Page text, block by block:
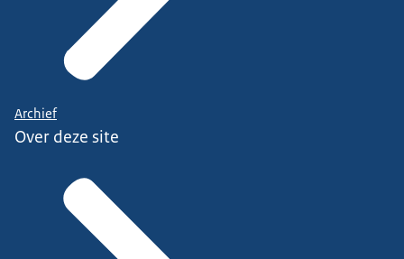
Archief
Over deze site